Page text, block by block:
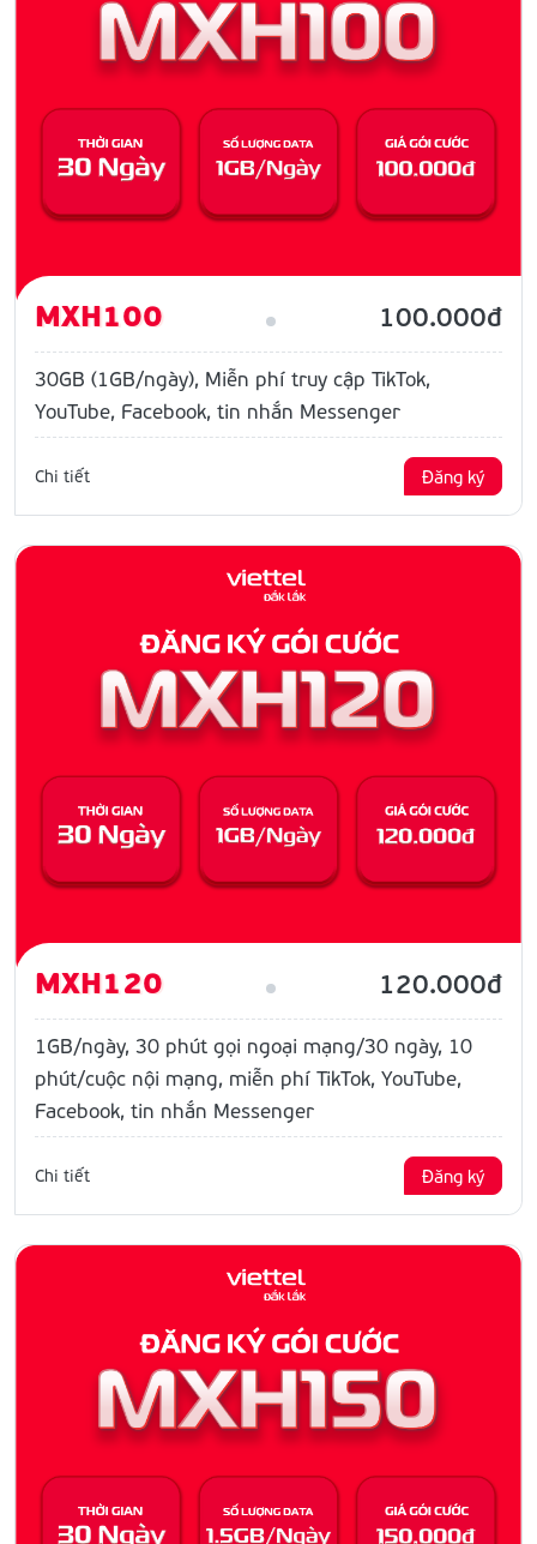
MXH100 100.000đ
30GB (1GB/ngày), Miễn phí truy cập TikTok,
YouTube, Facebook, tin nhắn Messenger
Chi tiết Đăng ký
MXH120 120.000đ
1GB/ngày, 30 phút gọi ngoại mạng/30 ngày, 10
phút/cuộc nội mạng, miễn phí TikTok, YouTube,
Facebook, tin nhắn Messenger
Chi tiết Đăng ký